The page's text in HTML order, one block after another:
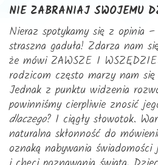
NIE ZABRANIAJ SWOJEMU
Nieraz spotykamy się z opinia
straszna gaduła! Zdarza nam
że mówi ZAWSZE I
rodzicom często marzy nam
Jednak z punktu widzenia
powinniśmy cierpliwie znosić
dlaczego? I ciągły słowotok.
naturalna skłonność do
oznaką nabywania świadomości